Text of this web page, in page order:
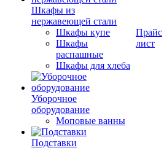
Шкафы из
нержавеющей стали
Шкафы купе
Шкафы
распашные
Шкафы для хлеба
Уборочное
оборудование
Моповые ванны
Подставки
Прайс
лист